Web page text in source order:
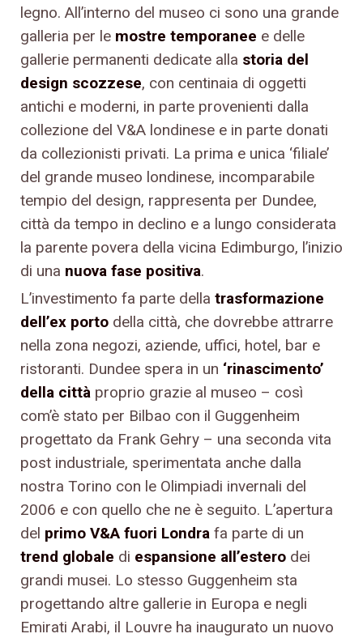
legno. All’interno del museo ci sono una grande
galleria per le mostre temporanee e delle
gallerie permanenti dedicate alla storia del
design scozzese, con centinaia di oggetti
antichi e moderni, in parte provenienti dalla
collezione del V&A londinese e in parte donati
da collezionisti privati. La prima e unica ‘filiale’
del grande museo londinese, incomparabile
tempio del design, rappresenta per Dundee,
città da tempo in declino e a lungo considerata
la parente povera della vicina Edimburgo, l’inizio
di una nuova fase positiva.
L’investimento fa parte della trasformazione
dell’ex porto della città, che dovrebbe attrarre
nella zona negozi, aziende, uffici, hotel, bar e
ristoranti. Dundee spera in un ‘rinascimento’
della città proprio grazie al museo – così
com’è stato per Bilbao con il Guggenheim
progettato da Frank Gehry – una seconda vita
post industriale, sperimentata anche dalla
nostra Torino con le Olimpiadi invernali del
2006 e con quello che ne è seguito. L’apertura
del primo V&A fuori Londra fa parte di un
trend globale di espansione all’estero dei
grandi musei. Lo stesso Guggenheim sta
progettando altre gallerie in Europa e negli
Emirati Arabi, il Louvre ha inaugurato un nuovo